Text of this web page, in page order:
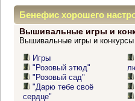
Бенефис хорошего
Вышивальные игры и
Вышивальные игры и конкурсы
Игры
"Розовый этюд"
"Розовый сад"
"Дарю тебе своё
сердце"